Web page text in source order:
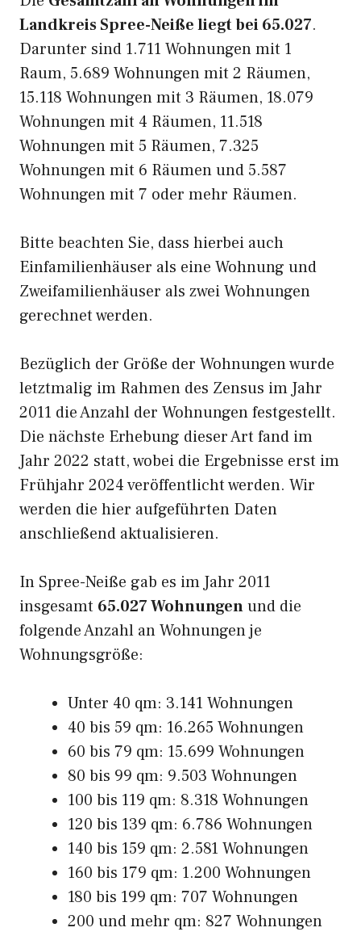
Landkreis Spree-Neiße liegt bei 65.027.
Darunter sind 1.711 Wohnungen mit 1
Raum, 5.689 Wohnungen mit 2 Räumen,
15.118 Wohnungen mit 3 Räumen, 18.079
Wohnungen mit 4 Räumen, 11.518
Wohnungen mit 5 Räumen, 7.325
Wohnungen mit 6 Räumen und 5.587
Wohnungen mit 7 oder mehr Räumen.
Bitte beachten Sie, dass hierbei auch
Einfamilienhäuser als eine Wohnung und
Zweifamilienhäuser als zwei Wohnungen
gerechnet werden.
Bezüglich der Größe der Wohnungen wurde
letztmalig im Rahmen des Zensus im Jahr
2011 die Anzahl der Wohnungen festgestellt.
Die nächste Erhebung dieser Art fand im
Jahr 2022 statt, wobei die Ergebnisse erst im
Frühjahr 2024 veröffentlicht werden. Wir
werden die hier aufgeführten Daten
anschließend aktualisieren.
In Spree-Neiße gab es im Jahr 2011
insgesamt 65.027 Wohnungenund die
folgende Anzahl an Wohnungen je
Wohnungsgröße:
Unter 40 qm: 3.141 Wohnungen
40 bis 59 qm: 16.265 Wohnungen
60 bis 79 qm: 15.699 Wohnungen
80 bis 99 qm: 9.503 Wohnungen
100 bis 119 qm: 8.318 Wohnungen
120 bis 139 qm: 6.786 Wohnungen
140 bis 159 qm: 2.581 Wohnungen
160 bis 179 qm: 1.200 Wohnungen
180 bis 199 qm: 707 Wohnungen
200 und mehr qm: 827 Wohnungen